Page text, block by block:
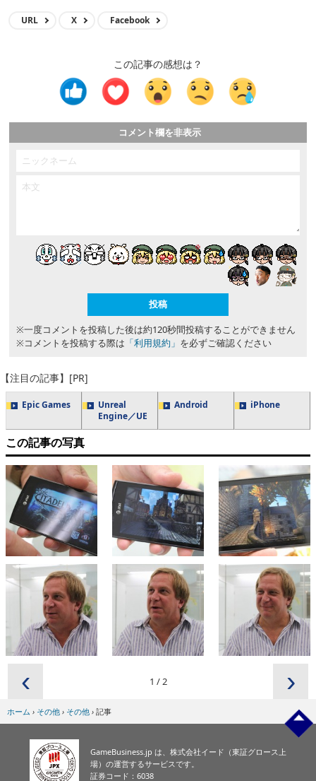
URL X Facebook
この記事の感想は？
コメント欄を非表示
※一度コメントを投稿した後は約120秒間投稿することができません
※コメントを投稿する際は 「利用規約」 を必ずご確認ください
【注目の記事】[PR]
Epic Games
Unreal
Engine／UE
Android iPhone
この記事の写真
1 /2
‹ ›
ホーム › その他 › その他 › 記事
GameBusiness.jp は、株式会社イード（東証グロース上
場）の運営するサービスです。
証券コード：6038